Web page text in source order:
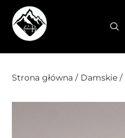
Przejdź
Strona główna / Damskie /